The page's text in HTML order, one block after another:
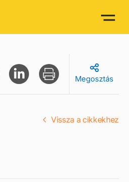
Megosztás
Vissza a cikkekhez